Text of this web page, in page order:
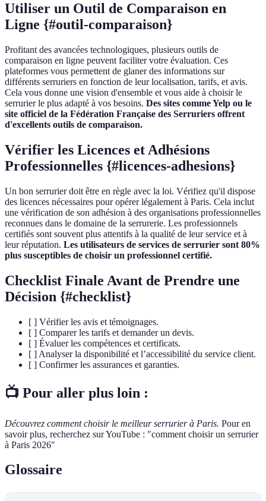
Utiliser un Outil de Comparaison en
Ligne {#outil-comparaison}
Profitant des avancées technologiques, plusieurs outils de
comparaison en ligne peuvent faciliter votre évaluation. Ces
plateformes vous permettent de glaner des informations sur
différents serruriers en fonction de leur localisation, tarifs, et avis.
Cela vous donne une vision d'ensemble et vous aide à choisir le
serrurier le plus adapté à vos besoins. Des sites comme Yelp ou le
site officiel de la Fédération Française des Serruriers offrent
d'excellents outils de comparaison.
Vérifier les Licences et Adhésions
Professionnelles {#licences-adhesions}
Un bon serrurier doit être en règle avec la loi. Vérifiez qu'il dispose
des licences nécessaires pour opérer légalement à Paris. Cela inclut
une vérification de son adhésion à des organisations professionnelles
reconnues dans le domaine de la serrurerie. Les professionnels
certifiés sont souvent plus attentifs à la qualité de leur service et à
leur réputation. Les utilisateurs de services de serrurier sont 80%
plus susceptibles de choisir un professionnel certifié.
Checklist Finale Avant de Prendre une
Décision {#checklist}
[ ] Vérifier les avis et témoignages.
[ ] Comparer les tarifs et demander un devis.
[ ] Évaluer les compétences et certificats.
[ ] Analyser la disponibilité et l’accessibilité du service client.
[ ] Confirmer les assurances et garanties.
📺 Pour aller plus loin :
Découvrez comment choisir le meilleur serrurier à Paris. Pour en
savoir plus, recherchez sur YouTube : "comment choisir un serrurier
à Paris 2026"
Glossaire